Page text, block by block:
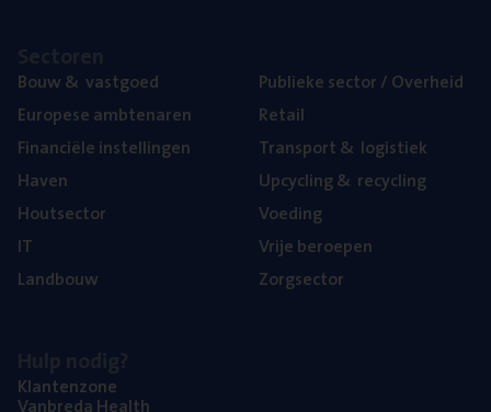
Bouw& vastgoed
Euro­pe­se ambtenaren
Finan­ci­ë­le instellingen
Haven
Hout­sec­tor
IT
Land­bouw
Publie­ke sec­tor / Overheid
Retail
Trans­port& logistiek
Upcy­cling& recycling
Voe­ding
Vrije beroe­pen
Zorg­sec­tor
Klan­ten­zo­ne
Van­b­re­da Health